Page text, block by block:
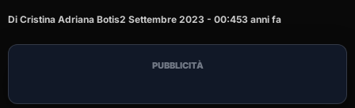
Di Cristina Adriana Botis2 Settembre 2023 - 00:453 anni fa
PUBBLICITÀ